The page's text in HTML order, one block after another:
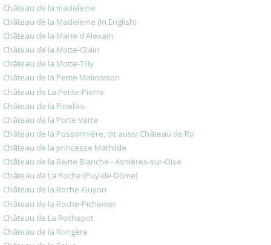
Château de la madeleine
Château de la Madeleine (In English)
Château de la Marie d'Alexain
Château de la Motte-Glain
Château de la Motte-Tilly
Château de la Petite Malmaison
Château de La Petite-Pierre
Château de la Pinelais
Château de la Porte Verte
Château de la Possonnière, dit aussi Château de Ro
Château de la princesse Mathilde
Château de la Reine Blanche - Asnières-sur-Oise
Château de La Roche (Puy-de-Dôme)
Château de la Roche-Guyon
Château de la Roche-Pichemer
Château de La Rochepot
Château de la Rongère